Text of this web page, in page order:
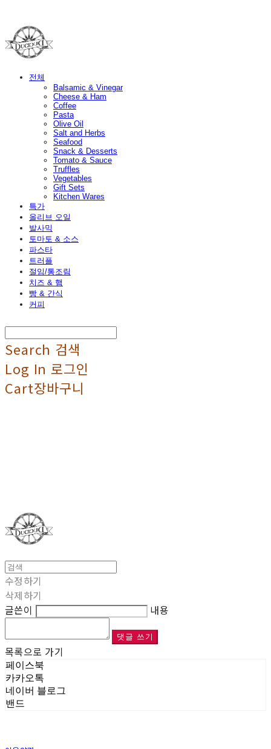
전체
Balsamic & Vinegar
Cheese & Ham
Coffee
Pasta
Olive Oil
Salt and Herbs
Seafood
Snack & Desserts
Tomato & Sauce
Truffles
Vegetables
Gift Sets
Kitchen Wares
특가
올리브 오일
발사믹
토마토 & 소스
파스타
트러플
절임/통조림
치즈 & 햄
빵 & 간식
커피
Search 검색
Log In 로그인
Cart장바구니
수정하기
삭제하기
글쓴이
내용
댓글 쓰기
목록으로 가기
페이스북
카카오톡
네이버 블로그
밴드